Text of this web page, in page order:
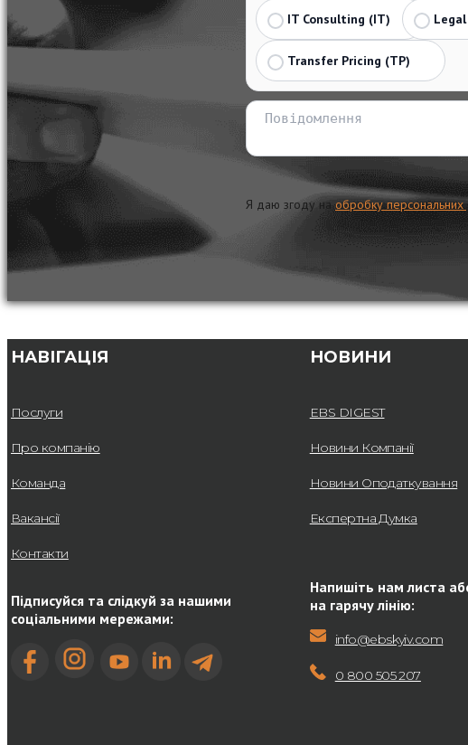
IT Consulting (IT)
Transfer Pricing (TP)
Я даю згоду наобробку персональних
НАВІГАЦІЯ
Послуги
Про компанію
Команда
Вакансії
Контакти
Підписуйся та слідкуй за нашими
соціальними мережами:
НОВИНИ
EBS DIGEST
Новини Компанії
Новини Оподаткування
Експертна Думка
Напишіть нам листа
на гарячу лінію:
info@ebskyiv.com
0 800 505 207